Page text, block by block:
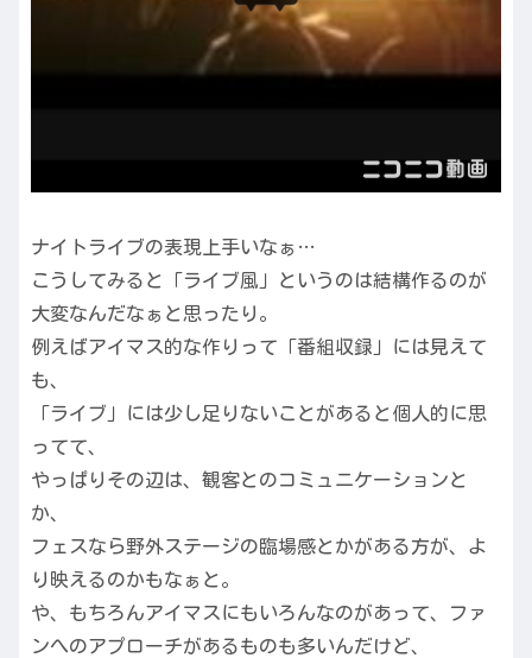
ナイトライブの表現上手いなぁ…
こうしてみると「ライブ風」というのは結構作るのが
大変なんだなぁと思ったり。
例えばアイマス的な作りって「番組収録」には見えて
も、
「ライブ」には少し足りないことがあると個人的に思
ってて、
やっぱりその辺は、観客とのコミュニケーションと
か、
フェスなら野外ステージの臨場感とかがある方が、よ
り映えるのかもなぁと。
や、もちろんアイマスにもいろんなのがあって、ファ
ンへのアプローチがあるものも多いんだけど、